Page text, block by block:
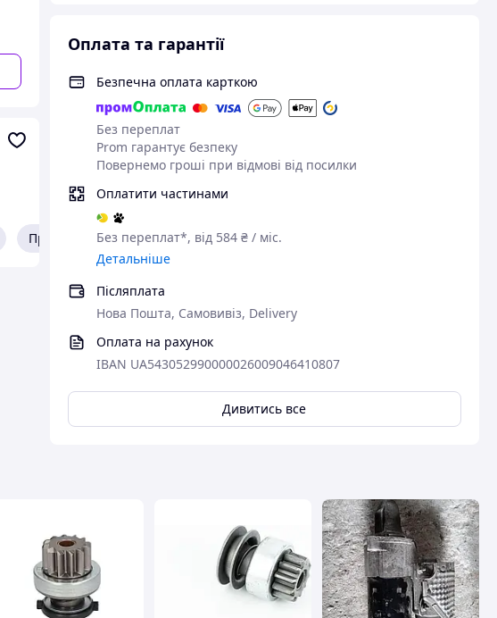
Оплата та гарантії
Безпечна оплата карткою
Без переплат
Prom гарантує безпеку
Повернемо гроші при відмові від посилки
Оплатити частинами
Без переплат*, від 584 ₴ / міс.
Детальніше
Післяплата
Нова Пошта, Самовивіз, Delivery
Оплата на рахунок
IBAN UA543052990000026009046410807
Дивитись все
Про продавця